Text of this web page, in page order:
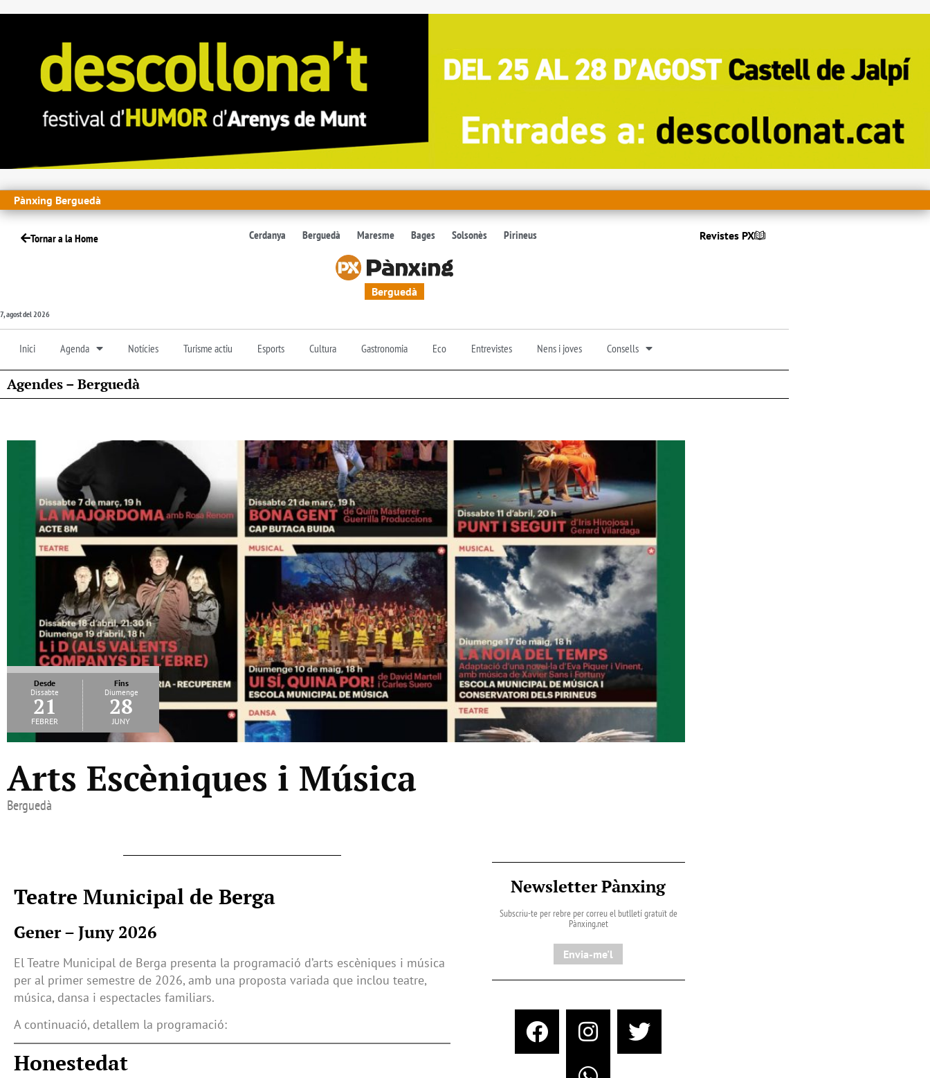
Pànxing Berguedà
Tornar a la Home Cerdanya Berguedà Maresme Bages Solsonès Pirineus Revistes PX
Berguedà
7, agost del 2026
Inici Agenda Notícies Turisme actiu Esports Cultura Gastronomia Eco Entrevistes Nens i joves Consells
Agendes – Berguedà
Desde
Dissabte
21
febrer
Fins
Diumenge
28
juny
Arts Escèniques i Música
Berguedà
Teatre Municipal de Berga
Gener – Juny 2026
El Teatre Municipal de Berga presenta la programació d’arts escèniques i música
per al primer semestre de 2026, amb una proposta variada que inclou teatre,
música, dansa i espectacles familiars.
A continuació, detallem la programació:
Honestedat
Newsletter Pànxing
Subscriu-te per rebre per correu el butlletí gratuït de
Pànxing.net​
Envia-me'l